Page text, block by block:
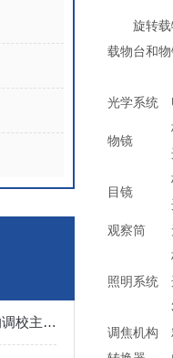
徕卡体视显微镜在使用前的调校主要有几个步骤
旋转载物
载物台和
光学系统
物镜
目镜
观察筒
照明系统
调焦机构